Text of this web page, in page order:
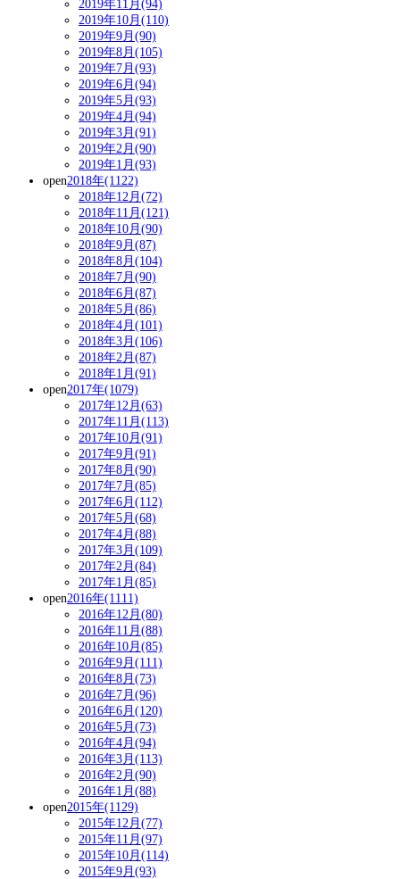
2019年11月(94)
2019年10月(110)
2019年9月(90)
2019年8月(105)
2019年7月(93)
2019年6月(94)
2019年5月(93)
2019年4月(94)
2019年3月(91)
2019年2月(90)
2019年1月(93)
open2018年(1122)
2018年12月(72)
2018年11月(121)
2018年10月(90)
2018年9月(87)
2018年8月(104)
2018年7月(90)
2018年6月(87)
2018年5月(86)
2018年4月(101)
2018年3月(106)
2018年2月(87)
2018年1月(91)
open2017年(1079)
2017年12月(63)
2017年11月(113)
2017年10月(91)
2017年9月(91)
2017年8月(90)
2017年7月(85)
2017年6月(112)
2017年5月(68)
2017年4月(88)
2017年3月(109)
2017年2月(84)
2017年1月(85)
open2016年(1111)
2016年12月(80)
2016年11月(88)
2016年10月(85)
2016年9月(111)
2016年8月(73)
2016年7月(96)
2016年6月(120)
2016年5月(73)
2016年4月(94)
2016年3月(113)
2016年2月(90)
2016年1月(88)
open2015年(1129)
2015年12月(77)
2015年11月(97)
2015年10月(114)
2015年9月(93)